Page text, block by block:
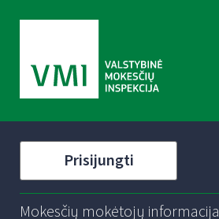
Prisijungti
Mokesčių mokėtojų informacija